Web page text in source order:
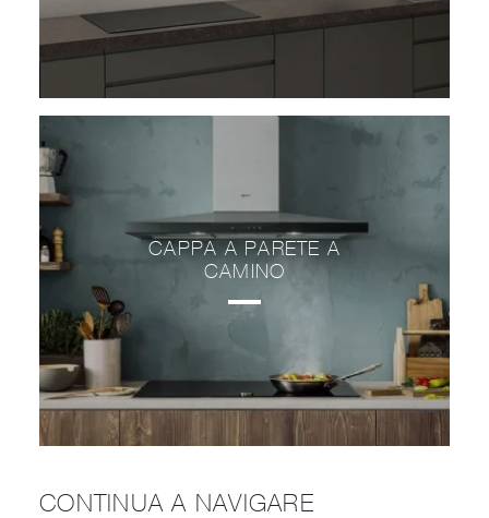
CAPPA A PARETE A
CAMINO
CONTINUA A NAVIGARE